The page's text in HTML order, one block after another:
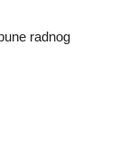
radnog